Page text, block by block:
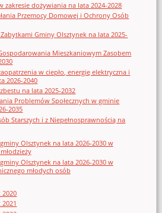
zakresie dożywiania na lata 2024-2028
Przemocy Domowej i Ochrony Osób
Gminy Olsztynek na lata 2025-
Mieszkaniowym Zasobem
w ciepło, energię elektryczna i
2026-2040
na lata 2025-2032
Problemów Społecznych w gminie
2035
Starszych i z Niepełnosprawnością na
Olsztynek na lata 2026-2030 w
Olsztynek na lata 2026-2030 w
młodych osób
2020